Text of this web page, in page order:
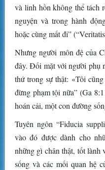
và linh hồn không thể tách
nguyện và trong hành
hoặc cùng mất đi”
Nhưng người môn đệ của
đây. Đối mặt với người phụ
thứ trong sự thật: «Tôi
đừng phạm tội nữa” (Ga
hoán cải, một con đường
Tuyên ngôn “Fiducia
vào đó được dành cho
những gì chân thật, tốt lành
sống và các mối quan hệ